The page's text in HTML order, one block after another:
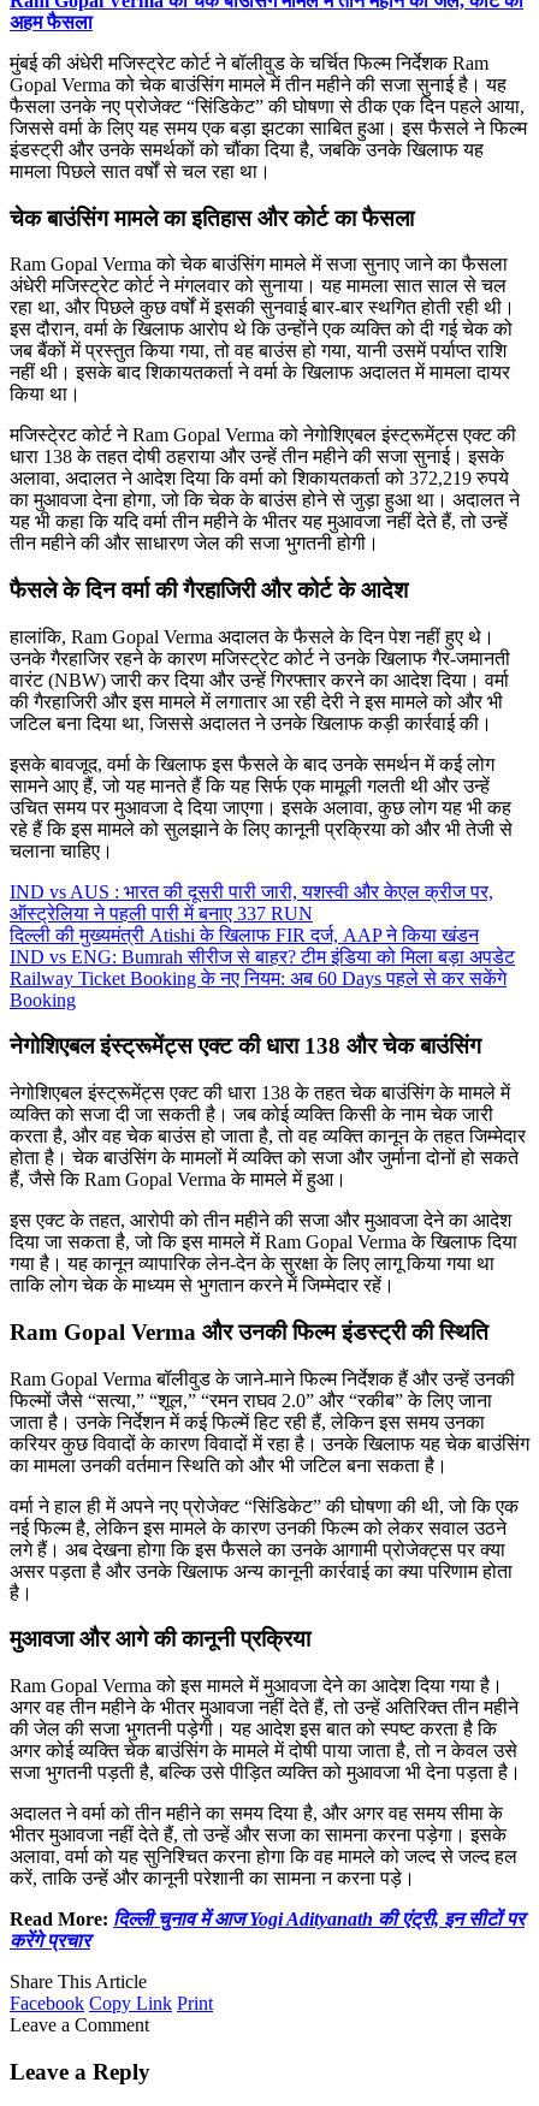
अहम फैसला
मुंबई की अंधेरी मजिस्ट्रेट कोर्ट ने बॉलीवुड के चर्चित फिल्म निर्देशक Ram
Gopal Verma को चेक बाउंसिंग मामले में तीन महीने की सजा सुनाई है। यह
फैसला उनके नए प्रोजेक्ट “सिंडिकेट” की घोषणा से ठीक एक दिन पहले आया,
जिससे वर्मा के लिए यह समय एक बड़ा झटका साबित हुआ। इस फैसले ने फिल्म
इंडस्ट्री और उनके समर्थकों को चौंका दिया है, जबकि उनके खिलाफ यह
मामला पिछले सात वर्षों से चल रहा था।
चेक बाउंसिंग मामले का इतिहास और कोर्ट का फैसला
Ram Gopal Verma को चेक बाउंसिंग मामले में सजा सुनाए जाने का फैसला
अंधेरी मजिस्ट्रेट कोर्ट ने मंगलवार को सुनाया। यह मामला सात साल से चल
रहा था, और पिछले कुछ वर्षों में इसकी सुनवाई बार-बार स्थगित होती रही थी।
इस दौरान, वर्मा के खिलाफ आरोप थे कि उन्होंने एक व्यक्ति को दी गई चेक को
जब बैंकों में प्रस्तुत किया गया, तो वह बाउंस हो गया, यानी उसमें पर्याप्त राशि
नहीं थी। इसके बाद शिकायतकर्ता ने वर्मा के खिलाफ अदालत में मामला दायर
किया था।
मजिस्टे्रट कोर्ट ने Ram Gopal Verma को नेगोशिएबल इंस्ट्रूमेंट्स एक्ट की
धारा 138 के तहत दोषी ठहराया और उन्हें तीन महीने की सजा सुनाई। इसके
अलावा, अदालत ने आदेश दिया कि वर्मा को शिकायतकर्ता को 372,219 रुपये
का मुआवजा देना होगा, जो कि चेक के बाउंस होने से जुड़ा हुआ था। अदालत ने
यह भी कहा कि यदि वर्मा तीन महीने के भीतर यह मुआवजा नहीं देते हैं, तो उन्हें
तीन महीने की और साधारण जेल की सजा भुगतनी होगी।
फैसले के दिन वर्मा की गैरहाजिरी और कोर्ट के आदेश
हालांकि, Ram Gopal Verma अदालत के फैसले के दिन पेश नहीं हुए थे।
उनके गैरहाजिर रहने के कारण मजिस्ट्रेट कोर्ट ने उनके खिलाफ गैर-जमानती
वारंट (NBW) जारी कर दिया और उन्हें गिरफ्तार करने का आदेश दिया। वर्मा
की गैरहाजिरी और इस मामले में लगातार आ रही देरी ने इस मामले को और भी
जटिल बना दिया था, जिससे अदालत ने उनके खिलाफ कड़ी कार्रवाई की।
इसके बावजूद, वर्मा के खिलाफ इस फैसले के बाद उनके समर्थन में कई लोग
सामने आए हैं, जो यह मानते हैं कि यह सिर्फ एक मामूली गलती थी और उन्हें
उचित समय पर मुआवजा दे दिया जाएगा। इसके अलावा, कुछ लोग यह भी कह
रहे हैं कि इस मामले को सुलझाने के लिए कानूनी प्रक्रिया को और भी तेजी से
चलाना चाहिए।
IND vs AUS : भारत की दूसरी पारी जारी, यशस्वी और केएल क्रीज पर,
ऑस्ट्रेलिया ने पहली पारी में बनाए 337 RUN
दिल्ली की मुख्यमंत्री Atishi के खिलाफ FIR दर्ज, AAP ने किया खंडन
IND vs ENG: Bumrah सीरीज से बाहर? टीम इंडिया को मिला बड़ा अपडेट
Railway Ticket Booking के नए नियम: अब 60 Days पहले से कर सकेंगे
Booking
नेगोशिएबल इंस्ट्रूमेंट्स एक्ट की धारा 138 और चेक बाउंसिंग
नेगोशिएबल इंस्ट्रूमेंट्स एक्ट की धारा 138 के तहत चेक बाउंसिंग के मामले में
व्यक्ति को सजा दी जा सकती है। जब कोई व्यक्ति किसी के नाम चेक जारी
करता है, और वह चेक बाउंस हो जाता है, तो वह व्यक्ति कानून के तहत जिम्मेदार
होता है। चेक बाउंसिंग के मामलों में व्यक्ति को सजा और जुर्माना दोनों हो सकते
हैं, जैसे कि Ram Gopal Verma के मामले में हुआ।
इस एक्ट के तहत, आरोपी को तीन महीने की सजा और मुआवजा देने का आदेश
दिया जा सकता है, जो कि इस मामले में Ram Gopal Verma के खिलाफ दिया
गया है। यह कानून व्यापारिक लेन-देन के सुरक्षा के लिए लागू किया गया था
ताकि लोग चेक के माध्यम से भुगतान करने में जिम्मेदार रहें।
Ram Gopal Verma और उनकी फिल्म इंडस्ट्री की स्थिति
Ram Gopal Verma बॉलीवुड के जाने-माने फिल्म निर्देशक हैं और उन्हें उनकी
फिल्मों जैसे “सत्या,” “शूल,” “रमन राघव 2.0” और “रकीब” के लिए जाना
जाता है। उनके निर्देशन में कई फिल्में हिट रही हैं, लेकिन इस समय उनका
करियर कुछ विवादों के कारण विवादों में रहा है। उनके खिलाफ यह चेक बाउंसिंग
का मामला उनकी वर्तमान स्थिति को और भी जटिल बना सकता है।
वर्मा ने हाल ही में अपने नए प्रोजेक्ट “सिंडिकेट” की घोषणा की थी, जो कि एक
नई फिल्म है, लेकिन इस मामले के कारण उनकी फिल्म को लेकर सवाल उठने
लगे हैं। अब देखना होगा कि इस फैसले का उनके आगामी प्रोजेक्ट्स पर क्या
असर पड़ता है और उनके खिलाफ अन्य कानूनी कार्रवाई का क्या परिणाम होता
है।
मुआवजा और आगे की कानूनी प्रक्रिया
Ram Gopal Verma को इस मामले में मुआवजा देने का आदेश दिया गया है।
अगर वह तीन महीने के भीतर मुआवजा नहीं देते हैं, तो उन्हें अतिरिक्त तीन महीने
की जेल की सजा भुगतनी पड़ेगी। यह आदेश इस बात को स्पष्ट करता है कि
अगर कोई व्यक्ति चेक बाउंसिंग के मामले में दोषी पाया जाता है, तो न केवल उसे
सजा भुगतनी पड़ती है, बल्कि उसे पीड़ित व्यक्ति को मुआवजा भी देना पड़ता है।
अदालत ने वर्मा को तीन महीने का समय दिया है, और अगर वह समय सीमा के
भीतर मुआवजा नहीं देते हैं, तो उन्हें और सजा का सामना करना पड़ेगा। इसके
अलावा, वर्मा को यह सुनिश्चित करना होगा कि वह मामले को जल्द से जल्द हल
करें, ताकि उन्हें और कानूनी परेशानी का सामना न करना पड़े।
Read More: दिल्ली चुनाव में आज Yogi Adityanath की एंट्री, इन सीटों पर
करेंगे प्रचार
Share This Article
Facebook Copy Link Print
Leave a Comment
Leave a Reply